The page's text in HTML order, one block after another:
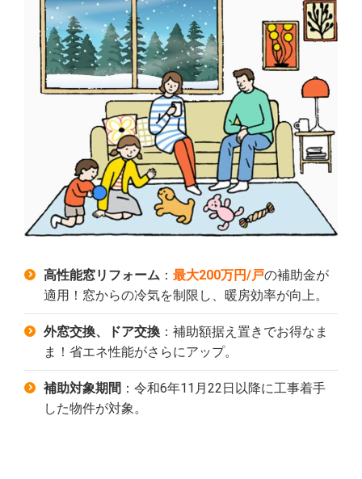
高性能窓リフォーム ： 最大200万円/戸の補助金が
適用！窓からの冷気を制限し、暖房効率が向上。
外窓交換、ドア交換 ：補助額据え置きでお得なま
ま！省エネ性能がさらにアップ。
補助対象期間 ：令和6年11月22日以降に工事着手
した物件が対象。